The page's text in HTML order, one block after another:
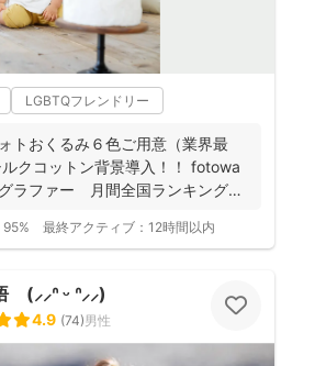
LGBTQフレンドリー
トおくるみ６色ご用意（業界最
クコットン背景導入！！ fotowa
ラファー 月間全国ランキング１
95% 最終アクティブ： 12時間以内
(⸝⸝ᐢ ᵕ ᐢ⸝⸝)
4.9 (74)男性